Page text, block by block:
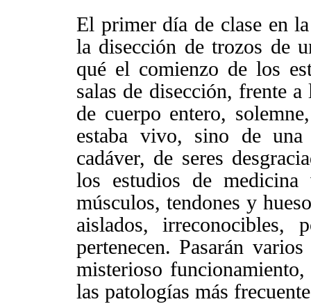
El primer día de clase en
la disección de trozos de
qué el comienzo de los
salas de disección, frente
de cuerpo entero,
estaba vivo, sino de
cadáver, de seres
los estudios de
músculos, tendones y
aislados,
pertenecen. Pasarán
misterioso
las patologías más